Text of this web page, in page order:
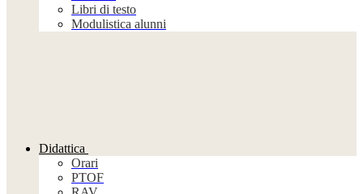
Libri di testo
Modulistica alunni
Didattica
Orari
PTOF